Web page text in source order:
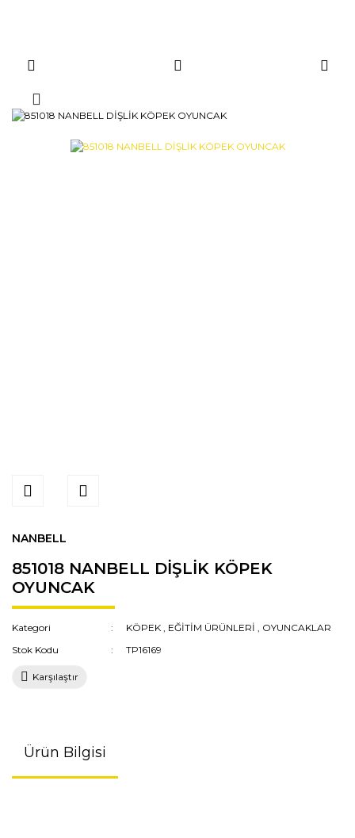
NANBELL
851018 NANBELL DİŞLİK KÖPEK
OYUNCAK
Kategori KÖPEK , EĞİTİM ÜRÜNLERİ , OYUNCAKLAR
Stok Kodu
TP16169
Karşılaştır
Ürün Bilgisi